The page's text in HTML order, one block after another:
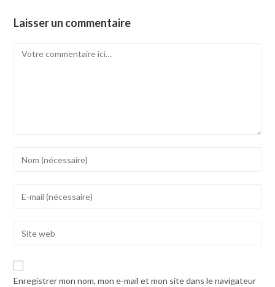
Laisser un commentaire
Comment
to
address
comment
website
URL
Enregistrer mon nom, mon e-mail et mon site dans le navigateur